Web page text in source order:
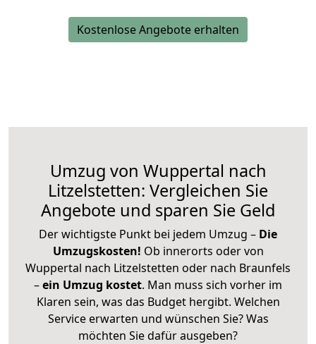
Kostenlose Angebote erhalten
Umzug von Wuppertal nach
Litzelstetten: Vergleichen Sie
Angebote und sparen Sie Geld
Der wichtigste Punkt bei jedem Umzug – Die
Umzugskosten! Ob innerorts oder von
Wuppertal nach Litzelstetten oder nach Braunfels
–ein Umzug kostet. Man muss sich vorher im
Klaren sein, was das Budget hergibt. Welchen
Service erwarten und wünschen Sie? Was
möchten Sie dafür ausgeben?